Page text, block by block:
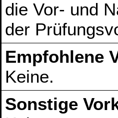
die Vor- und
der
Empfohlene
Keine.
Sonstige